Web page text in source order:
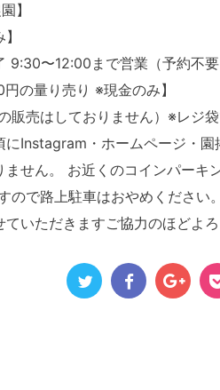
】
9:30〜12:00まで営業（予約不要
の量り売り ※現金のみ】
販売はしておりません）※レジ
Instagram・ホームページ・園
せん。 お近くのコインパーキ
ので路上駐車はおやめください。
いただきますご協力のほどよろ